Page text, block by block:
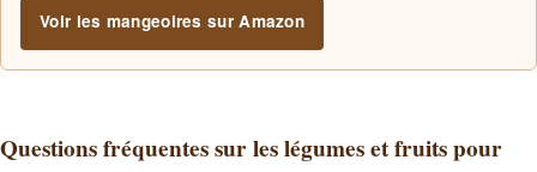
Voir les mangeoires sur Amazon
Questions fréquentes sur les légumes et fruits pour